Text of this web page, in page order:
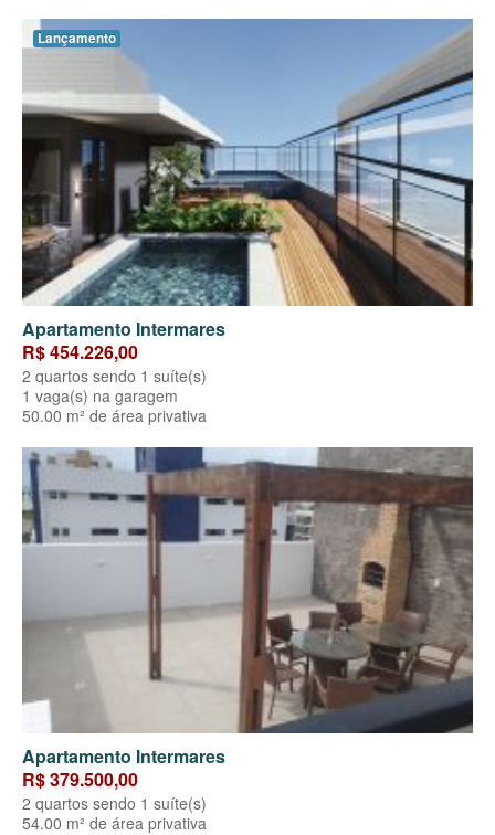
Lançamento
Apartamento Intermares
R$ 454.226,00
2 quartos sendo 1 suíte(s)
1 vaga(s) na garagem
50.00 m² de área privativa
Apartamento Intermares
R$ 379.500,00
2 quartos sendo 1 suíte(s)
54.00 m² de área privativa